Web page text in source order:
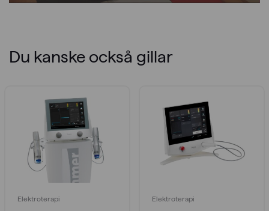
Du kanske också gillar
Elektroterapi Elektroterapi